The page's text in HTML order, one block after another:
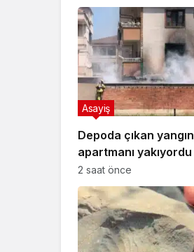
Depoda çıkan yangın
apartmanı yakıyordu
Asayiş
2 saat önce